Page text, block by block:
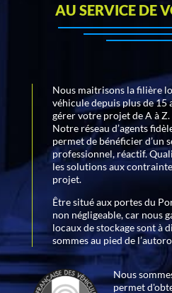
AU SERVICE DE
Nous maitrisons la filière
véhicule depuis plus de 15
gérer votre projet de A à Z.
Notre réseau d’agents
permet de bénéficier d’un
professionnel, réactif.
les solutions aux
projet.
Être situé aux portes du
non négligeable, car nous
locaux de stockage sont à
sommes au pied de
Nous
permet